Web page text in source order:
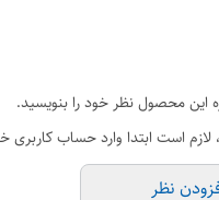
این محصول نظر خود را بنویسید.
لازم است ابتدا وارد حساب کاربری
نظر